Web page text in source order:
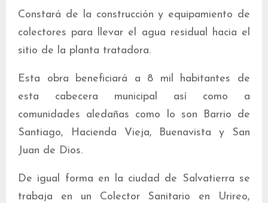
Constará de la construcción y equipamiento de
colectores para llevar el agua residual hacia el
sitio de la planta tratadora.
Esta obra beneficiará a 8 mil habitantes de
esta cabecera municipal así como a
comunidades aledañas como lo son Barrio de
Santiago, Hacienda Vieja, Buenavista y San
Juan de Dios.
De igual forma en la ciudad de Salvatierra se
trabaja en un Colector Sanitario en Urireo,